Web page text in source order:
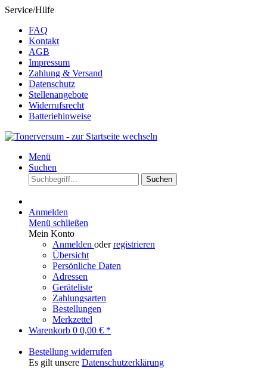
Service/Hilfe
FAQ
Kontakt
AGB
Impressum
Zahlung & Versand
Datenschutz
Stellenangebote
Widerrufsrecht
Batteriehinweise
Menü
Suchen
Suchen
Anmelden
Menü schließen
Mein Konto
Anmelden oderregistrieren
Übersicht
Persönliche Daten
Adressen
Geräteliste
Zahlungsarten
Bestellungen
Merkzettel
Warenkorb 0 0,00 € *
Bestellung widerrufen
Es gilt unsere Datenschutzerklärung